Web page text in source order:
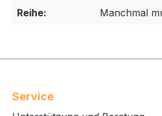
Reihe:
Manchmal
Service